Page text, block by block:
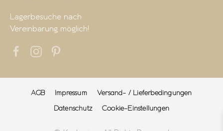
Lagerbesuche nach
Vereinbarung möglich!
AGB Impressum
Versand- / Lieferbedingungen
Datenschutz
Cookie-Einstellungen